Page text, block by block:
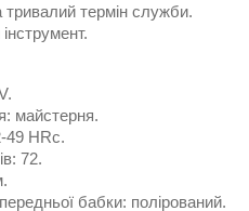
тривалий термін служби.
майстерня.
49 HRc.
72.
бабки: полірований.